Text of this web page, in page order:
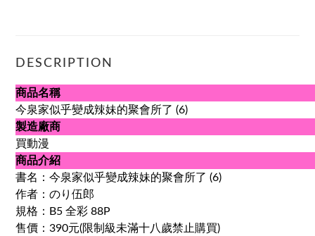
DESCRIPTION
商品名稱
今泉家似乎變成辣妹的聚會所了 (6)
製造廠商
買動漫
商品介紹
書名：今泉家似乎變成辣妹的聚會所了 (6)
作者：のり伍郎
規格：B5 全彩 88P
售價：390元(限制級未滿十八歲禁止購買)